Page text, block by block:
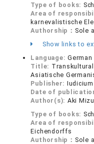
Type of books:
Area of
karnevalistische
Authorship： Sole
Show links to
Language:German
Title:
Asiatische
Publisher: Iudicium
Date of
Author(s): Aki
Type of books:
Area of
Eichendorffs
Authorship： Sole